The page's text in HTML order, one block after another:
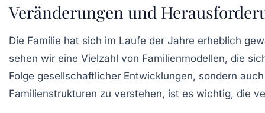
Veränderungen und
Die Familie hat sich im Laufe der Jahre erheblich
sehen wir eine Vielzahl von Familienmodellen, die
Folge gesellschaftlicher Entwicklungen, sondern
Familienstrukturen zu verstehen, ist es wichtig, die